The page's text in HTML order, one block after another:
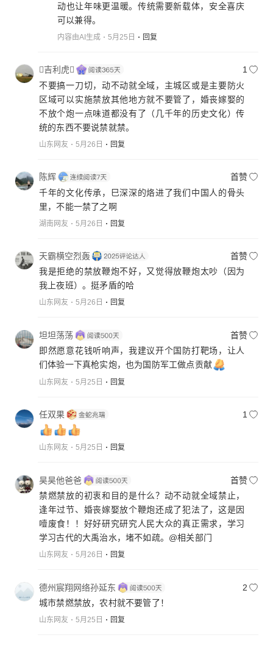
动也让年味更温暖。传统需要新载体，安全喜庆
可以兼得。
内容由AI生成 5月25日 回复
吉利虎
1
不要搞一刀切，动不动就全域，主城区或是主要防火
区域可以实施禁放其他地方就不要管了，婚丧嫁娶的
不放个炮一点味道都没有了（几千年的历史文化）传
统的东西不要说禁就禁。
山东网友 5月26日 回复
陈辉
首赞
千年的文化传承，巳深深的烙进了我们中国人的骨头
里，不能一禁了之啊
湖南网友 5月26日 回复
天霸横空烈轰
首赞
我是拒绝的禁放鞭炮不好，又觉得放鞭炮太吵（因为
我上夜班）。挺矛盾的哈
山东网友 5月26日 回复
坦坦荡荡
首赞
即然愿意花钱听响声，我建议开个国防打靶场，让人
们体验一下真枪实炮，也为国防军工做点贡献
山东网友 5月25日 回复
任双果 1
山东网友 5月25日 回复
昊昊他爸爸
首赞
禁燃禁放的初衷和目的是什么？动不动就全域禁止，
逢年过节、婚丧嫁娶放个鞭炮还成了犯法了，这是因
噎废食！！好好研究研究人民大众的真正需求，学习
学习古代的大禹治水，堵不如疏。@相关部门
山东网友 5月26日 回复
德州宸翔网络孙延东
2
城市禁燃禁放，农村就不要管了！
山东网友 5月25日 回复